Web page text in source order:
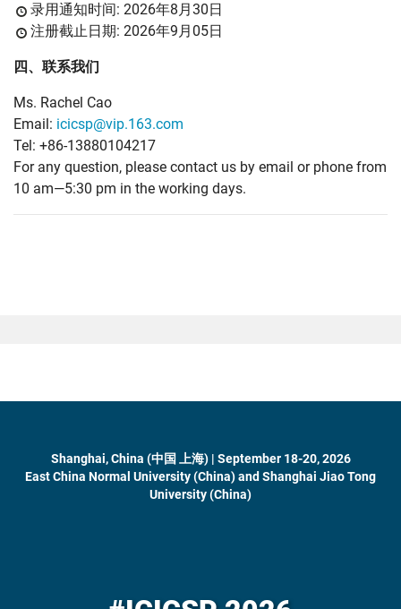
录用通知时间: 2026年8月30日
注册截止日期: 2026年9月05日
四、联系我们
Ms. Rachel Cao
Email: icicsp@vip.163.com
Tel: +86-13880104217
For any question, please contact us by email or phone from
10 am—5:30 pm in the working days.
Shanghai, China (中国 上海) | September 18-20, 2026
East China Normal University (China) and Shanghai Jiao Tong
University (China)